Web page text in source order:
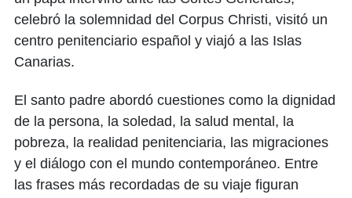
celebró la solemnidad del Corpus Christi, visitó un
centro penitenciario español y viajó a las Islas
Canarias.
El santo padre abordó cuestiones como la dignidad
de la persona, la soledad, la salud mental, la
pobreza, la realidad penitenciaria, las migraciones
y el diálogo con el mundo contemporáneo. Entre
las frases más recordadas de su viaje figuran